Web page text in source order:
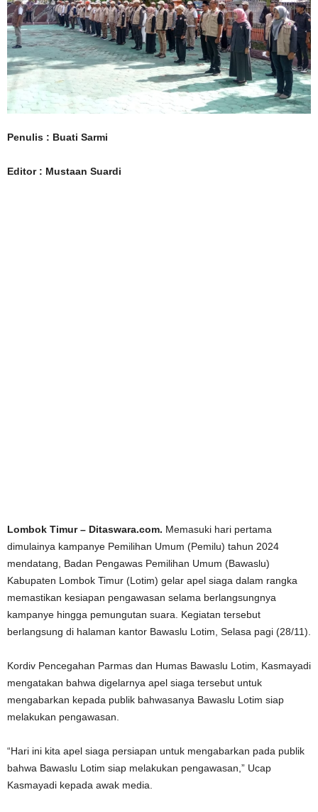
Penulis : Buati Sarmi
Editor : Mustaan Suardi
Lombok Timur – Ditaswara.com. Memasuki hari pertama
dimulainya kampanye Pemilihan Umum (Pemilu) tahun 2024
mendatang, Badan Pengawas Pemilihan Umum (Bawaslu)
Kabupaten Lombok Timur (Lotim) gelar apel siaga dalam rangka
memastikan kesiapan pengawasan selama berlangsungnya
kampanye hingga pemungutan suara. Kegiatan tersebut
berlangsung di halaman kantor Bawaslu Lotim, Selasa pagi (28/11).
Kordiv Pencegahan Parmas dan Humas Bawaslu Lotim, Kasmayadi
mengatakan bahwa digelarnya apel siaga tersebut untuk
mengabarkan kepada publik bahwasanya Bawaslu Lotim siap
melakukan pengawasan.
“Hari ini kita apel siaga persiapan untuk mengabarkan pada publik
bahwa Bawaslu Lotim siap melakukan pengawasan,” Ucap
Kasmayadi kepada awak media.